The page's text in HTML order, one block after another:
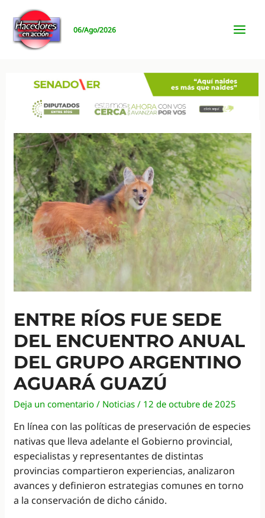
contenido
06/Ago/2026
ENTRE RÍOS FUE SEDE
DEL ENCUENTRO ANUAL
DEL GRUPO ARGENTINO
AGUARÁ GUAZÚ
Deja un comentario / Noticias / 12 de octubre de 2025
En línea con las políticas de preservación de especies
nativas que lleva adelante el Gobierno provincial,
especialistas y representantes de distintas
provincias compartieron experiencias, analizaron
avances y definieron estrategias comunes en torno
a la conservación de dicho cánido.